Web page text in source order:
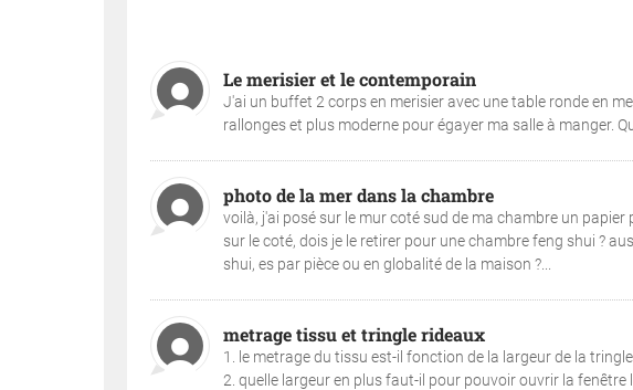
Le merisier et le contemporain
J'ai un buffet 2 corps en merisier avec une table ronde en
rallonges et plus moderne pour égayer ma salle à manger.
photo de la mer dans la chambre
voilà, j'ai posé sur le mur coté sud de ma chambre un
sur le coté, dois je le retirer pour une chambre feng shui ?
shui, es par pièce ou en globalité de la maison ?...
metrage tissu et tringle rideaux
1. le metrage du tissu est-il fonction de la largeur de la
2. quelle largeur en plus faut-il pour pouvoir ouvrir la fenêtre